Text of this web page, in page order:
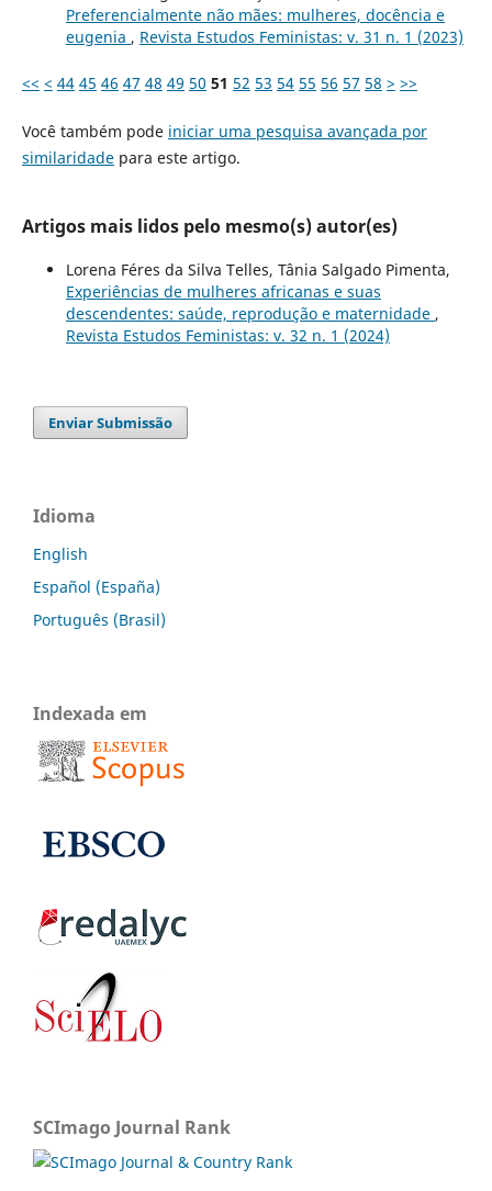
Preferencialmente não mães: mulheres, docência e
eugenia , Revista Estudos Feministas: v. 31 n. 1 (2023)
<< < 44 45 46 47 48 49 50 51 52 53 54 55 56 57 58 > >>
Você também pode iniciar uma pesquisa avançada por
similaridadepara este artigo.
Artigos mais lidos pelo mesmo(s) autor(es)
Lorena Féres da Silva Telles, Tânia Salgado Pimenta,
Experiências de mulheres africanas e suas
descendentes: saúde, reprodução e maternidade ,
Revista Estudos Feministas: v. 32 n. 1 (2024)
Enviar Submissão
Idioma
English
Español (España)
Português (Brasil)
Indexada em
SCImago Journal Rank